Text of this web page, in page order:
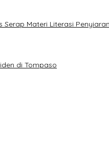
Serap Materi Literasi Penyiaran
di Tompaso